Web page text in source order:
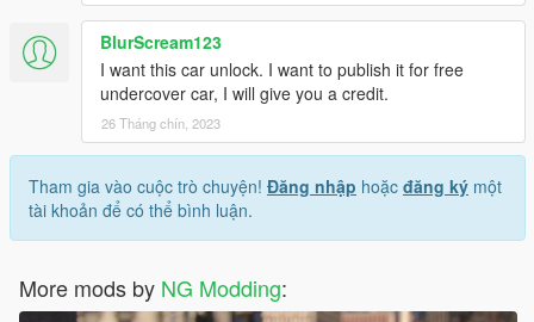
BlurScream123
I want this car unlock. I want to publish it for free
undercover car, I will give you a credit.
26 Tháng chín, 2023
Tham gia vào cuộc trò chuyện! Đăng nhập hoặc đăng ký một
tài khoản để có thể bình luận.
More mods by NG Modding: